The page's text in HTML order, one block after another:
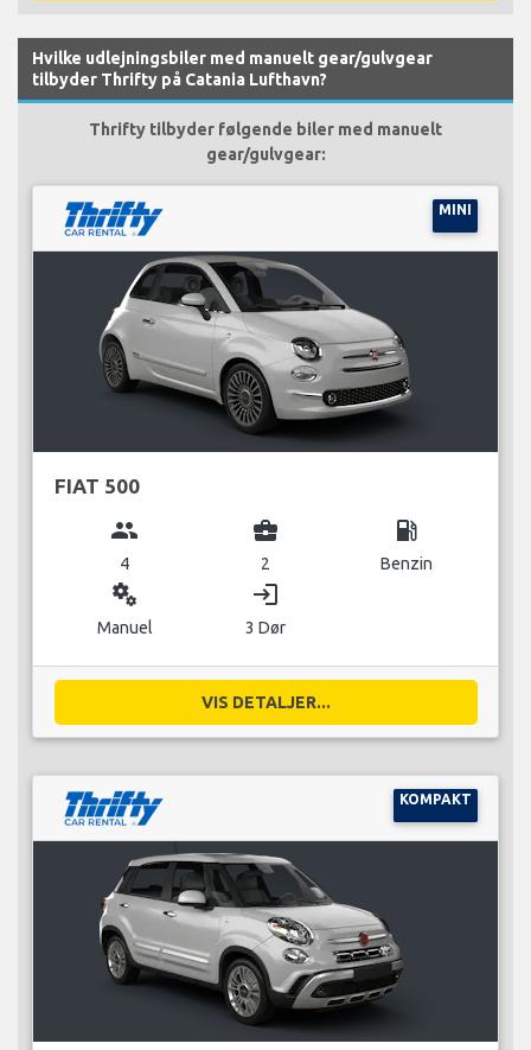
Hvilke udlejningsbiler med manuelt gear/gulvgear
tilbyder Thrifty på Catania Lufthavn?
Thrifty tilbyder følgende biler med manuelt
gear/gulvgear:
MINI
FIAT 500
group
4
business_center
2
local_gas_station
Benzin
miscellaneous_services
Manuel
login
3 Dør
VIS DETALJER...
KOMPAKT